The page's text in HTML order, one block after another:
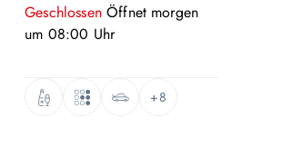
GeschlossenÖffnet morgen
um 08:00 Uhr
+8